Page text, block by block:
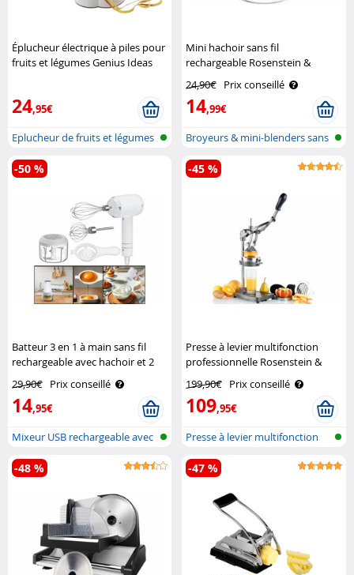
Éplucheur électrique à piles pour
fruits et légumes Genius Ideas
24,95€
Eplucheur de fruits et légumes
Mini hachoir sans fil
rechargeable Rosenstein &
24,90€ Prix conseillé
14,99€
Broyeurs & mini-blenders sans
fil
Batteur 3 en 1 à main sans fil
rechargeable avec hachoir et 2
fouets Rosenstein & Söhne
29,90€ Prix conseillé
14,95€
-50 %
Mixeur USB rechargeable avec
hacho..
Presse à levier multifonction
professionnelle Rosenstein &
199,90€ Prix conseillé
109,95€
-45 %
Presse à levier multifonction
-48 % -47 %